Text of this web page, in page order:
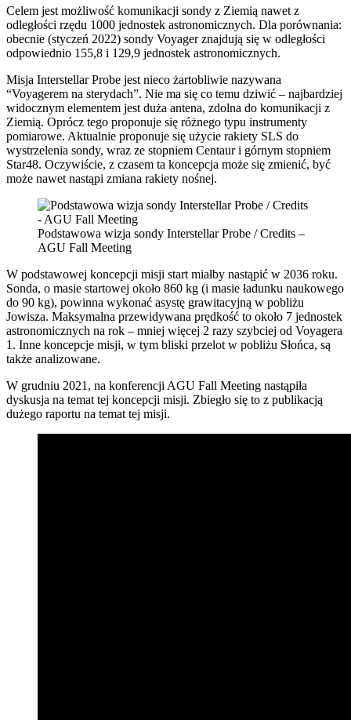
Celem jest możliwość komunikacji sondy z Ziemią nawet z
odległości rzędu 1000 jednostek astronomicznych. Dla porównania:
obecnie (styczeń 2022) sondy Voyager znajdują się w odległości
odpowiednio 155,8 i 129,9 jednostek astronomicznych.
Misja Interstellar Probe jest nieco żartobliwie nazywana
“Voyagerem na sterydach”. Nie ma się co temu dziwić – najbardziej
widocznym elementem jest duża antena, zdolna do komunikacji z
Ziemią. Oprócz tego proponuje się różnego typu instrumenty
pomiarowe. Aktualnie proponuje się użycie rakiety SLS do
wystrzelenia sondy, wraz ze stopniem Centaur i górnym stopniem
Star48. Oczywiście, z czasem ta koncepcja może się zmienić, być
może nawet nastąpi zmiana rakiety nośnej.
Podstawowa wizja sondy Interstellar Probe / Credits –
AGU Fall Meeting
W podstawowej koncepcji misji start miałby nastąpić w 2036 roku.
Sonda, o masie startowej około 860 kg (i masie ładunku naukowego
do 90 kg), powinna wykonać asystę grawitacyjną w pobliżu
Jowisza. Maksymalna przewidywana prędkość to około 7 jednostek
astronomicznych na rok – mniej więcej 2 razy szybciej od Voyagera
1. Inne koncepcje misji, w tym bliski przelot w pobliżu Słońca, są
także analizowane.
W grudniu 2021, na konferencji AGU Fall Meeting nastąpiła
dyskusja na temat tej koncepcji misji. Zbiegło się to z publikacją
dużego raportu na temat tej misji.